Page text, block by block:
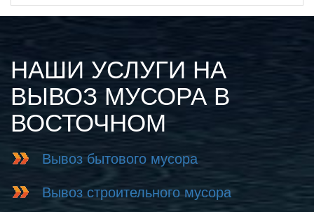
НАШИ УСЛУГИ НА
ВЫВОЗ МУСОРА В
ВОСТОЧНОМ
Вывоз бытового мусора
Вывоз строительного мусора